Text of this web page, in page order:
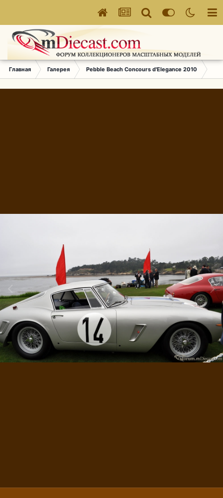
Главная Галерея Pebble Beach Concours d'Elegance 2010